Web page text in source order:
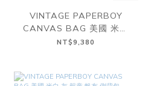
VINTAGE PAPERBOY
CANVAS BAG 美國 米白
橘 報童 帆布 側背包 B
NT$9,380